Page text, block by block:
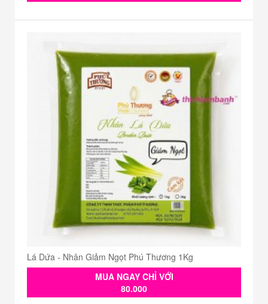
Lá Dứa - Nhân Giảm Ngọt Phú Thương 1Kg
MUA NGAY CHỈ VỚI
80.000